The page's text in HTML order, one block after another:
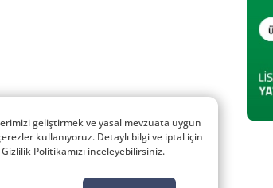
geliştirmek ve yasal mevzuata uygun
kullanıyoruz. Detaylı bilgi ve iptal için
Gizlilik Politikamızı inceleyebilirsiniz.